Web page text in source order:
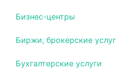
Бизнес-центры
Биржи, брокерские
Бухгалтерские услуги